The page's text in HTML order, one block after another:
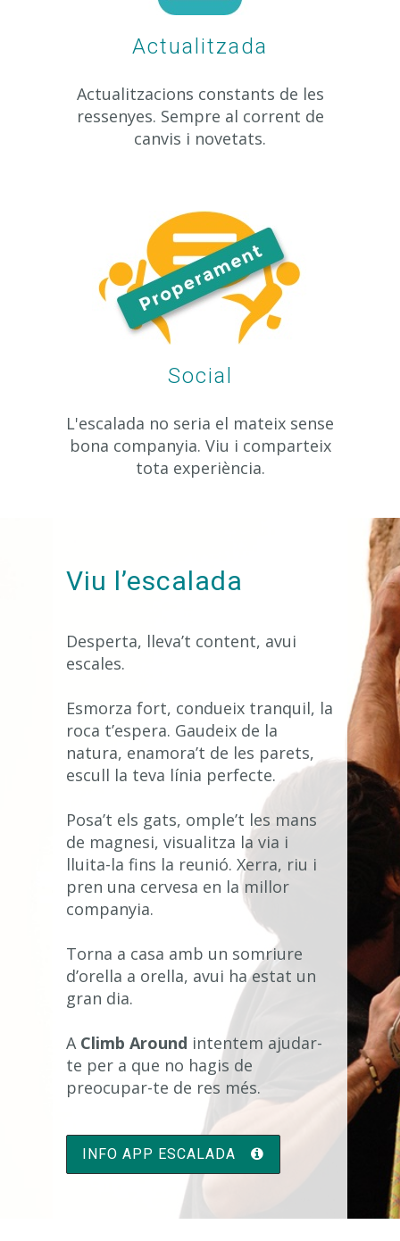
Actualitzada
Actualitzacions constants de les
ressenyes. Sempre al corrent de
canvis i novetats.
Social
L'escalada no seria el mateix sense
bona companyia. Viu i comparteix
tota experiència.
Viu l’escalada
Desperta, lleva’t content, avui
escales.
Esmorza fort, condueix tranquil, la
roca t’espera. Gaudeix de la
natura, enamora’t de les parets,
escull la teva línia perfecte.
Posa’t els gats, omple’t les mans
de magnesi, visualitza la via i
lluita-la fins la reunió. Xerra, riu i
pren una cervesa en la millor
companyia.
Torna a casa amb un somriure
d’orella a orella, avui ha estat un
gran dia.
AClimb Around intentem ajudar-
te per a que no hagis de
preocupar-te de res més.
INFO APP ESCALADA